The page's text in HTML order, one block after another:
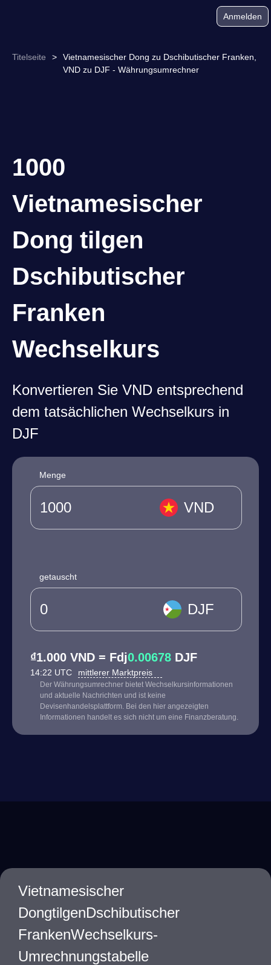
Anmelden
Titelseite >
Vietnamesischer Dong zu Dschibutischer Franken,
VND zu DJF - Währungsumrechner
1000
Vietnamesischer
Dong tilgen
Dschibutischer
Franken
Wechselkurs
Konvertieren Sie VND entsprechend
dem tatsächlichen Wechselkurs in
DJF
Menge
VND
getauscht
DJF
₫1.000 VND = Fdj0.00678 DJF
14:22 UTC mittlerer Marktpreis
Der Währungsumrechner bietet Wechselkursinformationen
und aktuelle Nachrichten und ist keine
Devisenhandelsplattform. Bei den hier angezeigten
Informationen handelt es sich nicht um eine Finanzberatung.
Vietnamesischer
DongtilgenDschibutischer
FrankenWechselkurs-
Umrechnungstabelle